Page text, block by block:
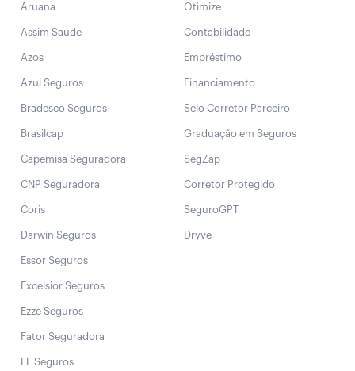
Aruana
Assim Saúde
Azos
Azul Seguros
Bradesco Seguros
Brasilcap
Capemisa Seguradora
CNP Seguradora
Coris
Darwin Seguros
Essor Seguros
Excelsior Seguros
Ezze Seguros
Fator Seguradora
FF Seguros
Otimize
Contabilidade
Empréstimo
Financiamento
Selo Corretor Parceiro
Graduação em Seguros
SegZap
Corretor Protegido
SeguroGPT
Dryve